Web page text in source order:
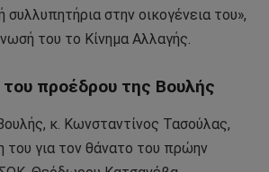
συλλυπητήρια στην οικογένεια του»,
του το Κίνημα Αλλαγής.
προέδρου της Βουλής
κ. Κωνσταντίνος Τασούλας,
του για τον θάνατο του πρώην